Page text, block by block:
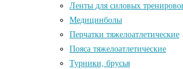
Ленты для силовых
Медицинболы
Перчатки тяжелоатлетические
Пояса тяжелоатлетические
Турники, брусья